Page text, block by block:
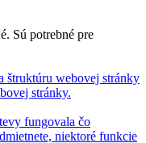
Sú potrebné pre
štruktúru webovej stránky
stránky.
fungovala čo
niektoré funkcie